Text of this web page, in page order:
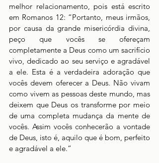
melhor relacionamento, pois está escrito
em Romanos 12: “Portanto, meus irmãos,
por causa da grande misericórdia divina,
peço que vocês se ofereçam
completamente a Deus como um sacrifício
vivo, dedicado ao seu serviço e agradável
a ele. Esta é a verdadeira adoração que
vocês devem oferecer a Deus. Não vivam
como vivem as pessoas deste mundo, mas
deixem que Deus os transforme por meio
de uma completa mudança da mente de
vocês. Assim vocês conhecerão a vontade
de Deus, isto é, aquilo que é bom, perfeito
e agradável a ele.”